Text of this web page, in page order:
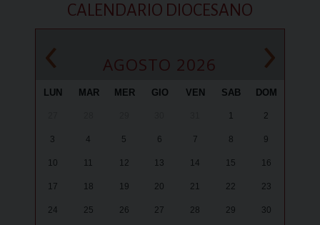
CALENDARIO DIOCESANO
‹ AGOSTO 2026 ›
LUN MAR MER GIO VEN SAB DOM
1 2
3 4 5 6 7 8 9
10 11 12 13 14 15 16
17 18 19 20 21 22 23
24 25 26 27 28 29 30